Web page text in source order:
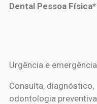
Dental Pessoa Física*
*Procedimentos Amil
Urgência e emergência
Consulta, diagnóstico,
odontologia preventiva